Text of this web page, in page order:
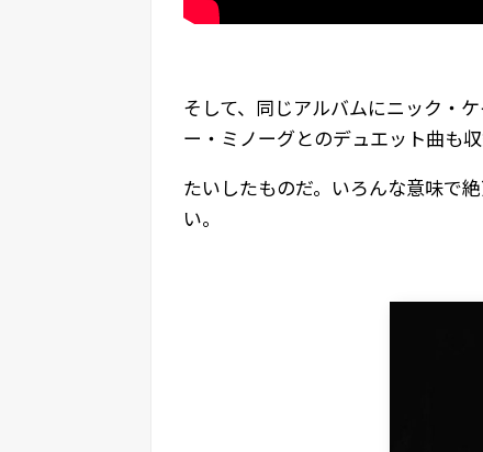
そして、同じアルバムにニック・
ー・ミノーグとのデュエット曲も収
たいしたものだ。いろんな意味で
い。